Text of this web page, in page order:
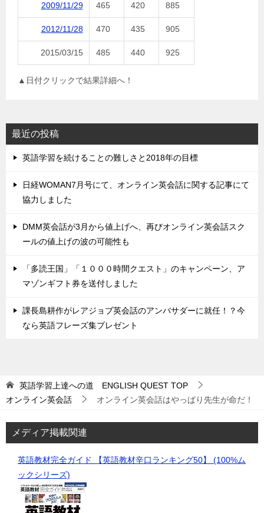
2009/11/29 465 420 885
2012/11/28 470 435 905
2015/03/15 485 440 925
▲日付クリックで結果詳細へ！
最近の投稿
英語学習を続けることの難しさと2018年の目標
日経WOMAN7月号にて、オンライン英会話に関する記事にて
協力しました
DMM英会話が3月から値上げへ、再びオンライン英会話スク
ールの値上げの波の可能性も
「多読王国」「１０００時間クエスト」のキャンペーン、ア
マゾンギフト券を送付しました
課長島耕作がレアジョブ英会話のアンバサダーに就任！？今
なら英語フレーズ集プレゼント
英語学習上達への道 ENGLISH QUEST TOP
オンライン英会話
オンライン英会話はやっぱり先生が命だ！
メディア掲載関連
英語教材完全ガイド 【英語教材辛口ランキング50】 (100%ム
ックシリーズ)